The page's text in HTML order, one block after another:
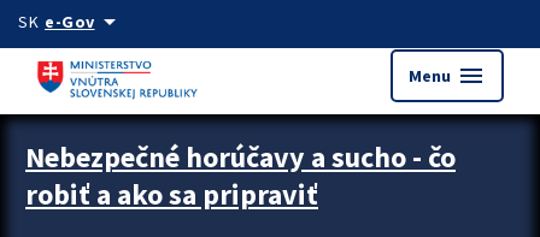
Preskocit na hlavný obsah
SK e-Govarrow_drop_down
Menu menu
Zastavit automatický posun upútavok
Nebezpečné horúčavy a sucho - čo
robiť a ako sa pripraviť